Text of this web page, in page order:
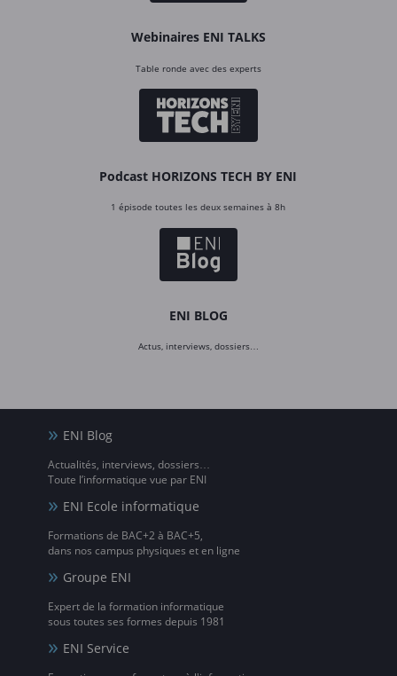
Webinaires ENI TALKS
Table ronde avec des experts
Podcast HORIZONS TECH BY ENI
1 épisode toutes les deux semaines à 8h
ENI BLOG
Actus, interviews, dossiers…
ENI Blog
Actualités, interviews, dossiers…
Toute l’informatique vue par ENI
ENI Ecole informatique
Formations de BAC+2 à BAC+5,
dans nos campus physiques et en ligne
Groupe ENI
Expert de la formation informatique
sous toutes ses formes depuis 1981
ENI Service